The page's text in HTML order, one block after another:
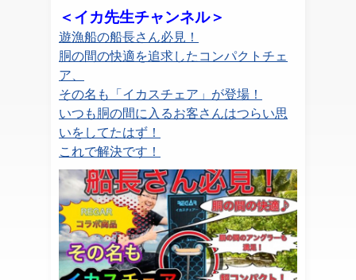
＜イカ先生チャンネル＞
遊漁船の船長さん必見！
胴の間の快適を追求したコンパクトチェ
ア、
その名も「イカスチェア」が登場！
いつも胴の間に入るお客さんはつらい思
いをしてたはず！
これで解決です！